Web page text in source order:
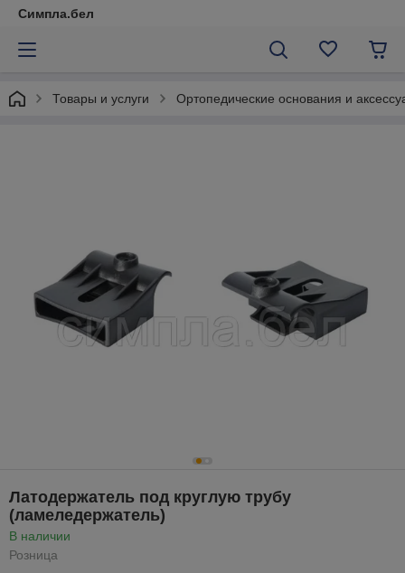
Симпла.бел
Товары и услуги Ортопедические основания и
Латодержатель под круглую трубу
(ламеледержатель)
В наличии
Розница